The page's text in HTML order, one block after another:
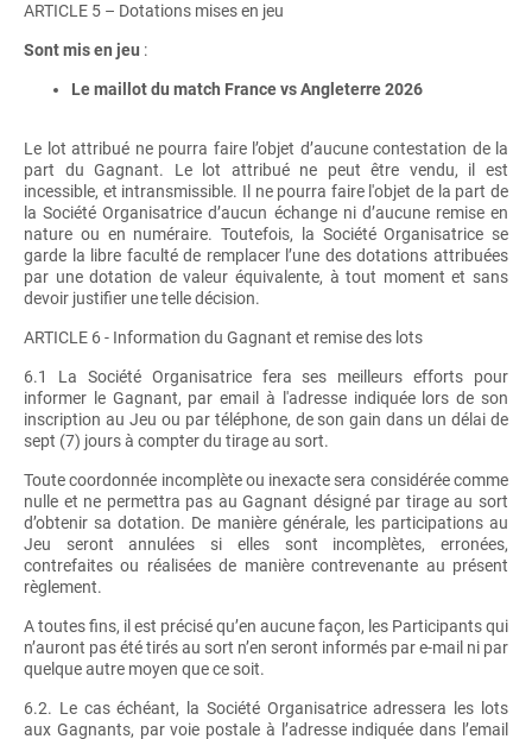
ARTICLE 5 – Dotations mises en jeu
Sont mis en jeu :
Le maillot du match France vs Angleterre 2026
Le lot attribué ne pourra faire l’objet d’aucune contestation de la
part du Gagnant. Le lot attribué ne peut être vendu, il est
incessible, et intransmissible. Il ne pourra faire l'objet de la part de
la Société Organisatrice d’aucun échange ni d’aucune remise en
nature ou en numéraire. Toutefois, la Société Organisatrice se
garde la libre faculté de remplacer l’une des dotations attribuées
par une dotation de valeur équivalente, à tout moment et sans
devoir justifier une telle décision.
ARTICLE 6 - Information du Gagnant et remise des lots
6.1 La Société Organisatrice fera ses meilleurs efforts pour
informer le Gagnant, par email à l'adresse indiquée lors de son
inscription au Jeu ou par téléphone, de son gain dans un délai de
sept (7) jours à compter du tirage au sort.
Toute coordonnée incomplète ou inexacte sera considérée comme
nulle et ne permettra pas au Gagnant désigné par tirage au sort
d’obtenir sa dotation. De manière générale, les participations au
Jeu seront annulées si elles sont incomplètes, erronées,
contrefaites ou réalisées de manière contrevenante au présent
règlement.
A toutes fins, il est précisé qu’en aucune façon, les Participants qui
n’auront pas été tirés au sort n’en seront informés par e-mail ni par
quelque autre moyen que ce soit.
6.2. Le cas échéant, la Société Organisatrice adressera les lots
aux Gagnants, par voie postale à l’adresse indiquée dans l’email